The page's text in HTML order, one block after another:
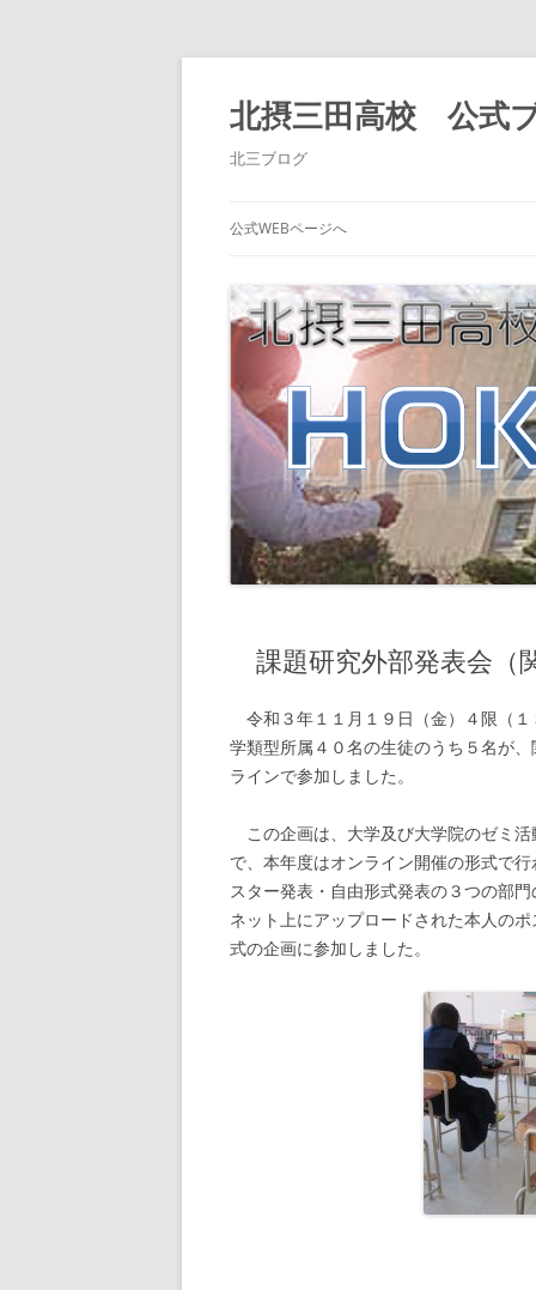
北摂三田高校 公式
北三ブログ
公式WEBページへ
課題研究外部発表会（
令和３年１１月１９日（金）４限（
学類型所属４０名の生徒のうち５名が
ラインで参加しました。
この企画は、大学及び大学院のゼミ
で、本年度はオンライン開催の形式で
スター発表・自由形式発表の３つの部
ネット上にアップロードされた本人の
式の企画に参加しました。